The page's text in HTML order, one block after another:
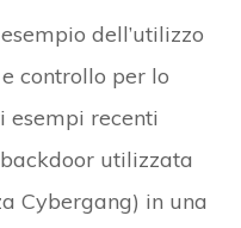
dell’utilizzo
controllo per lo
esempi recenti
utilizzata
Cybergang) in una